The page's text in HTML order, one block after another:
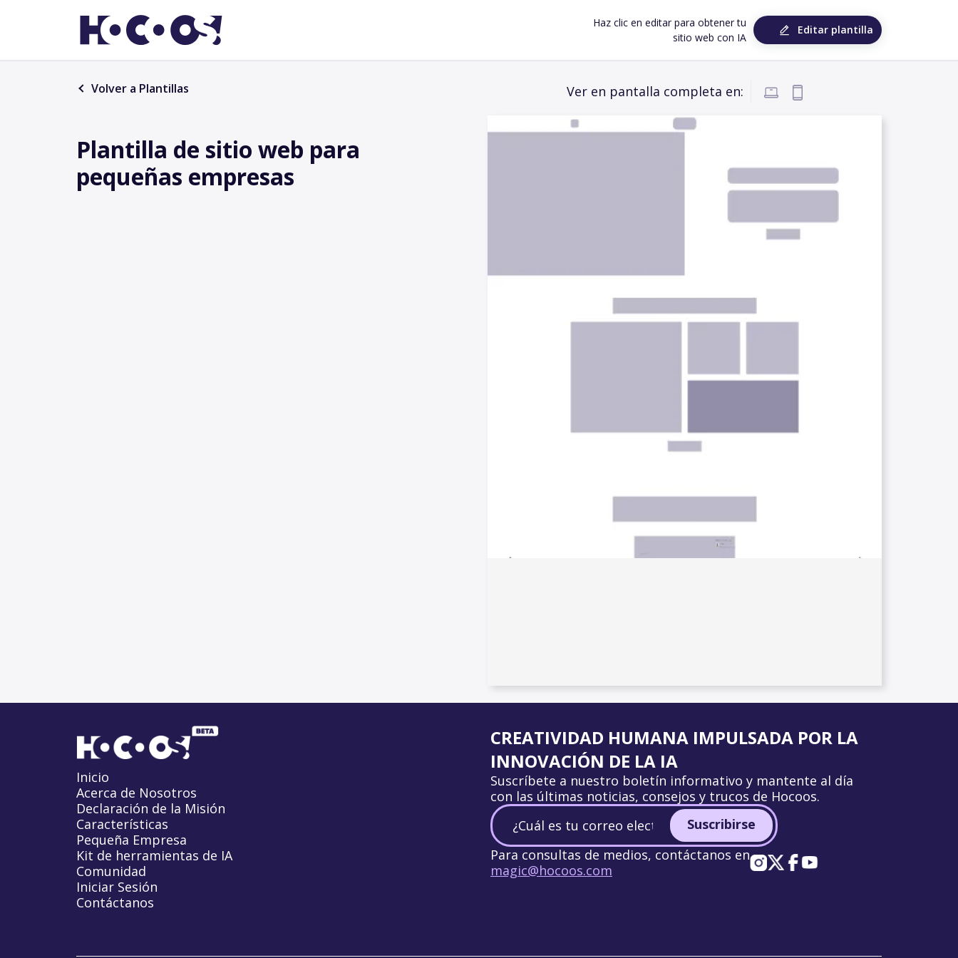
Haz clic en editar para obtener tu
sitio web con IA
Editar plantilla
Volver a Plantillas
Plantilla de sitio web para
pequeñas empresas
Ver en pantalla completa en:
Inicio
Acerca de Nosotros
Declaración de la Misión
Características
Pequeña Empresa
Kit de herramientas de IA
Comunidad
Iniciar Sesión
Contáctanos
CREATIVIDAD HUMANA IMPULSADA POR LA
INNOVACIÓN DE LA IA
Suscríbete a nuestro boletín informativo y mantente al día
con las últimas noticias, consejos y trucos de Hocoos.
Suscribirse
Para consultas de medios, contáctanos en
magic@hocoos.com